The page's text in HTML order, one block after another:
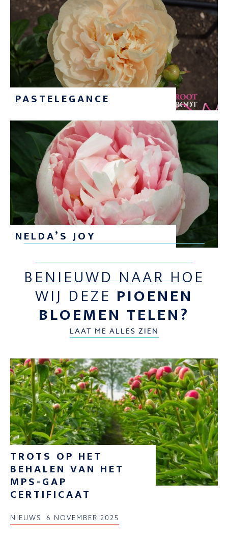
PASTELEGANCE
NELDA’S JOY
BENIEUWD NAAR HOE
WIJ DEZE PIOENEN
BLOEMEN TELEN?
LAAT ME ALLES ZIEN
TROTS OP HET
BEHALEN VAN HET
MPS-GAP
CERTIFICAAT
NIEUWS 6 NOVEMBER 2025